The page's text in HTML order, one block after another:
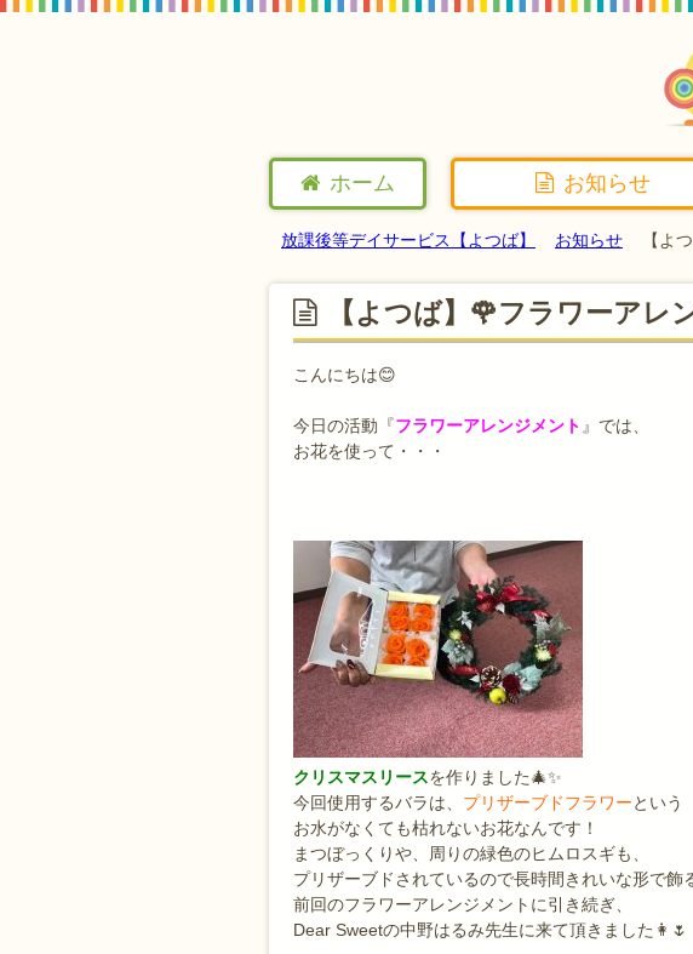
ホーム お知らせ
放課後等デイサービス【よつば】 お知らせ 【よ
【よつば】🌹フラワーアレ
こんにちは😊
今日の活動『フラワーアレンジメント 』では、
お花を使って・・・
クリスマスリースを作りました🎄✨
今回使用するバラは、 プリザーブドフラワーという
お水がなくても枯れないお花なんです！
まつぼっくりや、周りの緑色のヒムロスギも、
プリザーブドされているので長時間きれいな形で飾
前回のフラワーアレンジメントに引き続ぎ、
Dear Sweetの中野はるみ先生に来て頂きました👩🌷